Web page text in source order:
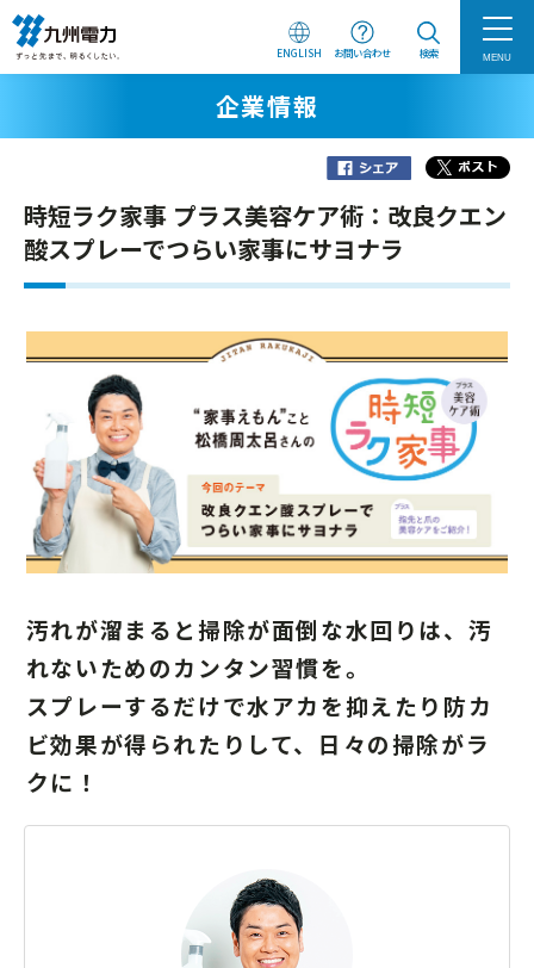
ENGLISH お問い合わせ 検索 MENU
企業情報
時短ラク家事 プラス美容ケア術：改良クエン
酸スプレーでつらい家事にサヨナラ
汚れが溜まると掃除が面倒な水回りは、汚
れないためのカンタン習慣を。
スプレーするだけで水アカを抑えたり防カ
ビ効果が得られたりして、日々の掃除がラ
クに！